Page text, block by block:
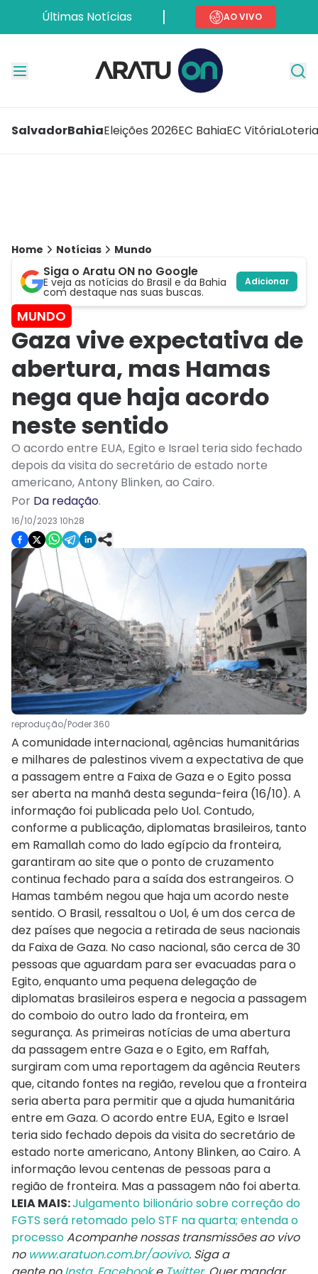
Últimas Notícias AO VIVO
SalvadorBahiaEleições 2026EC BahiaEC Vitória
Home Notícias Mundo
Siga o Aratu ON no Google
E veja as notícias do Brasil e da Bahia
com destaque nas suas buscas.
Adicionar
MUNDO
Gaza vive expectativa de
abertura, mas Hamas
nega que haja acordo
neste sentido
O acordo entre EUA, Egito e Israel teria sido fechado
depois da visita do secretário de estado norte
americano, Antony Blinken, ao Cairo.
Por Da redação.
16/10/2023 10h28
reprodução/Poder 360
A comunidade internacional, agências humanitárias
e milhares de palestinos vivem a expectativa de que
a passagem entre a Faixa de Gaza e o Egito possa
ser aberta na manhã desta segunda-feira (16/10). A
informação foi publicada pelo Uol. Contudo,
conforme a publicação, diplomatas brasileiros, tanto
em Ramallah como do lado egípcio da fronteira,
garantiram ao site que o ponto de cruzamento
continua fechado para a saída dos estrangeiros. O
Hamas também negou que haja um acordo neste
sentido. O Brasil, ressaltou o Uol, é um dos cerca de
dez países que negocia a retirada de seus nacionais
da Faixa de Gaza. No caso nacional, são cerca de 30
pessoas que aguardam para ser evacuadas para o
Egito, enquanto uma pequena delegação de
diplomatas brasileiros espera e negocia a passagem
do comboio do outro lado da fronteira, em
segurança. As primeiras notícias de uma abertura
da passagem entre Gaza e o Egito, em Raffah,
surgiram com uma reportagem da agência Reuters
que, citando fontes na região, revelou que a fronteira
seria aberta para permitir que a ajuda humanitária
entre em Gaza. O acordo entre EUA, Egito e Israel
teria sido fechado depois da visita do secretário de
estado norte americano, Antony Blinken, ao Cairo. A
informação levou centenas de pessoas para a
região de fronteira. Mas a passagem não foi aberta.
LEIA MAIS:Julgamento bilionário sobre correção do
FGTS será retomado pelo STF na quarta; entenda o
processoAcompanhe nossas transmissões ao vivo
no www.aratuon.com.br/aovivo. Siga a